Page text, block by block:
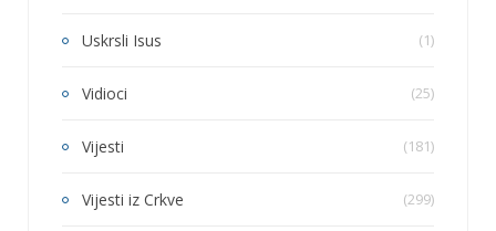
Uskrsli Isus (1)
Vidioci (25)
Vijesti (181)
Vijesti iz Crkve (299)